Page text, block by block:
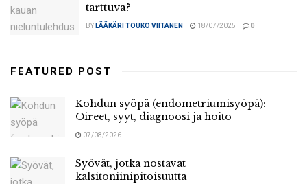
tarttuva?
BY LÄÄKÄRI TOUKO VIITANEN 18/07/2025 0
FEATURED POST
Kohdun syöpä (endometriumisyöpä):
Oireet, syyt, diagnoosi ja hoito
07/08/2026
Syövät, jotka nostavat
kalsitoniinipitoisuutta